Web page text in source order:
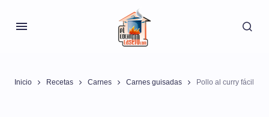
Inicio Recetas Carnes Carnes guisadas Pollo al curry fácil